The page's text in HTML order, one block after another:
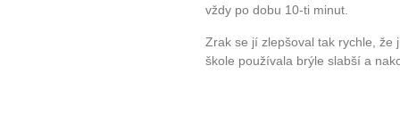
vždy po dobu 10-ti minut.
Zrak se jí zlepšoval tak rychle, že
škole používala brýle slabší a